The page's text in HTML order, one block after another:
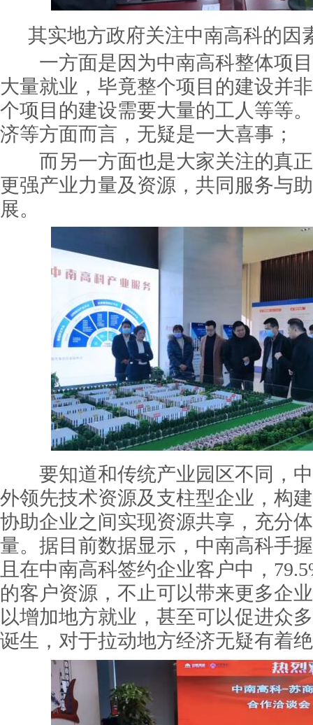
其实地方政府关注中南高科的因
一方面是因为中南高科整体项目
大量就业，毕竟整个项目的建设并
个项目的建设需要大量的工人等等
济等方面而言，无疑是一大喜事；
而另一方面也是大家关注的真正
更强产业力量及资源，共同服务与
展。
要知道和传统产业园区不同，中
外领先技术资源及支柱型企业，构
协助企业之间实现资源共享，充分
量。据目前数据显示，中南高科手
且在中南高科签约企业客户中，
的客户资源，不止可以带来更多企
以增加地方就业，甚至可以促进众
诞生，对于拉动地方经济无疑有着